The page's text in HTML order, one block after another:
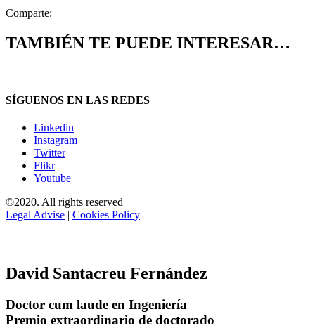
Comparte:
TAMBIÉN TE PUEDE INTERESAR…
SÍGUENOS EN LAS REDES
Linkedin
Instagram
Twitter
Flikr
Youtube
©2020. All rights reserved
Legal Advise | Cookies Policy
David Santacreu Fernández
Doctor cum laude en Ingeniería
Premio extraordinario de doctorado